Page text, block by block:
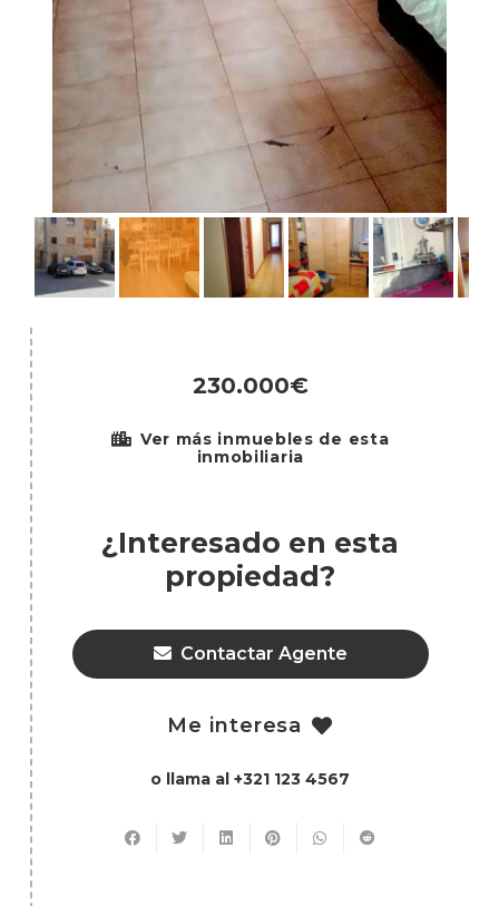
230.000€
Ver más inmuebles de esta
inmobiliaria
¿Interesado en esta
propiedad?
Contactar Agente
Me interesa
o llama al +321 123 4567